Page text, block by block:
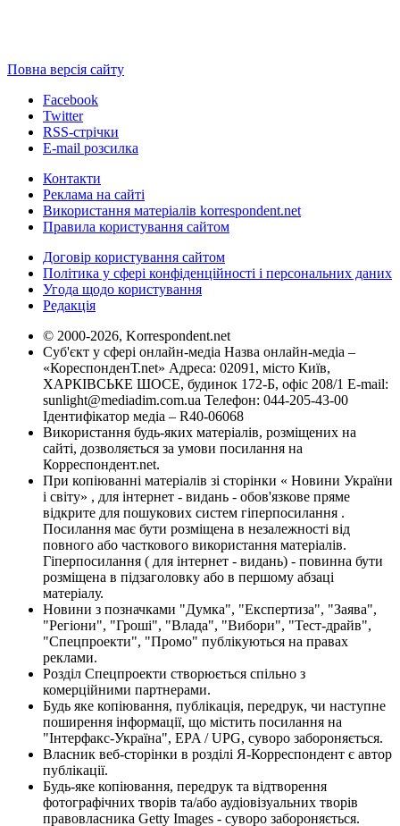
Повна версія сайту
Facebook
Twitter
RSS-стрічки
E-mail розсилка
Контакти
Реклама на сайті
Використання матеріалів korrespondent.net
Правила користування сайтом
Договір користування сайтом
Політика у сфері конфіденційності і персональних даних
Угода щодо користування
Редакція
© 2000-2026, Korrespondent.net
Суб'єкт у сфері онлайн-медіа Назва онлайн-медіа –
«КореспонденТ.net» Адреса: 02091, місто Київ,
ХАРКІВСЬКЕ ШОСЕ, будинок 172-Б, офіс 208/1 E-mail:
sunlight@mediadim.com.ua Телефон: 044-205-43-00
Ідентифікатор медіа – R40-06068
Використання будь-яких матеріалів, розміщених на
сайті, дозволяється за умови посилання на
Корреспондент.net.
При копіюванні матеріалів зі сторінки « Новини України
і світу» , для інтернет - видань - обов'язкове пряме
відкрите для пошукових систем гіперпосилання .
Посилання має бути розміщена в незалежності від
повного або часткового використання матеріалів.
Гіперпосилання ( для інтернет - видань) - повинна бути
розміщена в підзаголовку або в першому абзаці
матеріалу.
Новини з позначками "Думка", "Експертиза", "Заява",
"Регіони", "Гроші", "Влада", "Вибори", "Тест-драйв",
"Спецпроекти", "Промо" публікуються на правах
реклами.
Розділ Спецпроекти створюється спільно з
комерційними партнерами.
Будь яке копіювання, публікація, передрук, чи наступне
поширення інформації, що містить посилання на
"Інтерфакс-Україна", EPA / UPG, суворо забороняється.
Власник веб-сторінки в розділі Я-Корреспондент є автор
публікації.
Будь-яке копіювання, передрук та відтворення
фотографічних творів та/або аудіовізуальних творів
правовласника Getty Images - суворо забороняється.